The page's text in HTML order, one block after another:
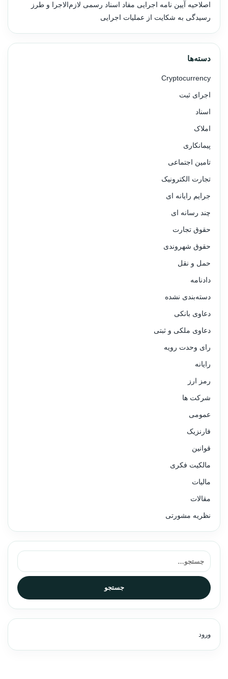
اصلاحیه آیین نامه اجرایی مفاد اسناد رسمی لازم‌الاجرا و طرز
رسیدگی به شکایت از عملیات اجرایی
دسته‌ها
Cryptocurrency
اجرای ثبت
اسناد
املاک
پیمانکاری
تامین اجتماعی
تجارت الکترونیک
جرایم رایانه ای
چند رسانه ای
حقوق تجارت
حقوق شهروندی
حمل و نقل
دادنامه
دسته‌بندی نشده
دعاوی بانکی
دعاوی ملکی و ثبتی
رای وحدت رویه
رایانه
رمز ارز
شرکت ها
عمومی
فارنزیک
قوانین
مالکیت فکری
مالیات
مقالات
نظریه مشورتی
جستجو برای:
جستجو
ورود